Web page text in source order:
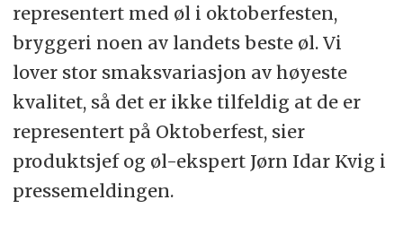
representert med øl i oktoberfesten,
bryggeri noen av landets beste øl. Vi
lover stor smaksvariasjon av høyeste
kvalitet, så det er ikke tilfeldig at de er
representert på Oktoberfest, sier
produktsjef og øl-ekspert Jørn Idar Kvig i
pressemeldingen.